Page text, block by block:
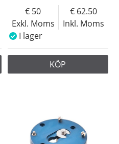
Exkl. Moms
50
Inkl. Moms
62.50
I lager
KÖP